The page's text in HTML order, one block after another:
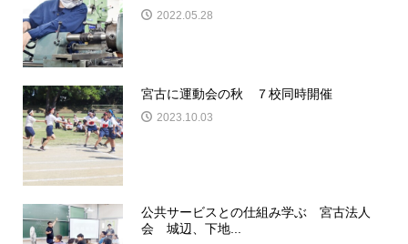
2022.05.28
宮古に運動会の秋 ７校同時開催
2023.10.03
公共サービスとの仕組み学ぶ 宮古法人
会 城辺、下地...